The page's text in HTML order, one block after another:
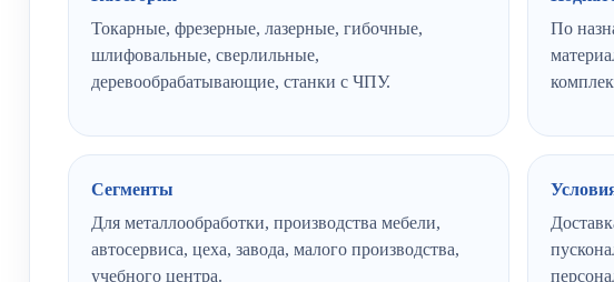
Токарные, фрезерные, лазерные, гибочные,
шлифовальные, сверлильные,
деревообрабатывающие, станки с ЧПУ.
По
Сегменты
Для металлообработки, производства мебели,
автосервиса, цеха, завода, малого производства,
учебного центра.